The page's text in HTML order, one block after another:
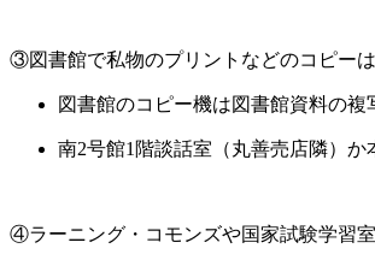
③図書館で私物のプリントなどのコピーは
図書館のコピー機は図書館資料の複
南2号館1階談話室（丸善売店隣）か
④ラーニング・コモンズや国家試験学習